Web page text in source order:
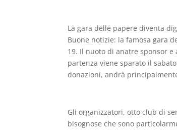
La gara delle papere diventa
Buone notizie: la famosa gara
19. Il nuoto di anatre sponsor
partenza viene sparato il
donazioni, andrà
Gli organizzatori, otto club di
bisognose che sono